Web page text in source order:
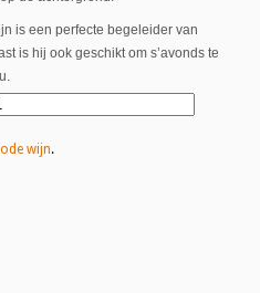
is een perfecte begeleider van
is hij ook geschikt om s’avonds te
wijn.